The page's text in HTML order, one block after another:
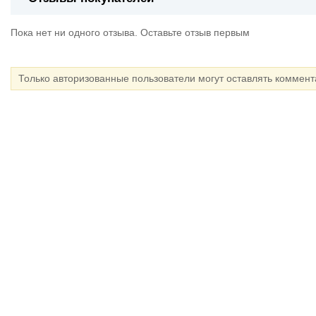
Пока нет ни одного отзыва. Оставьте отзыв первым
Только авторизованные пользователи могут оставлять